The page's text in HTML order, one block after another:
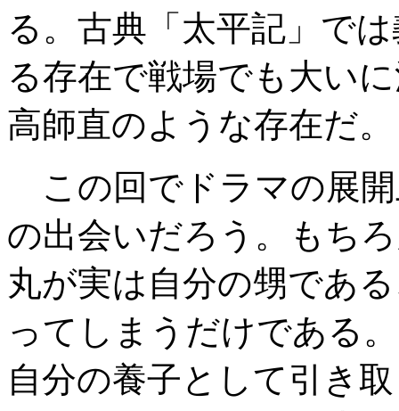
る。古典「太平記」で
る存在で戦場でも大い
高師直のような存在だ。
この回でドラマの展
の出会いだろう。もち
丸が実は自分の甥であ
ってしまうだけである
自分の養子として引き